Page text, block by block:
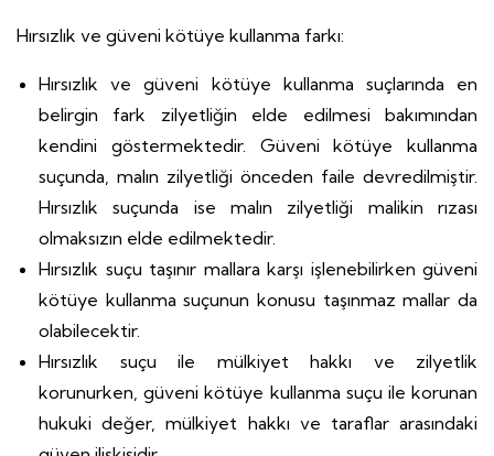
Hırsızlık ve güveni kötüye kullanma farkı:
Hırsızlık ve güveni kötüye kullanma suçlarında en
belirgin fark zilyetliğin elde edilmesi bakımından
kendini göstermektedir. Güveni kötüye kullanma
suçunda, malın zilyetliği önceden faile devredilmiştir.
Hırsızlık suçunda ise malın zilyetliği malikin rızası
olmaksızın elde edilmektedir.
Hırsızlık suçu taşınır mallara karşı işlenebilirken güveni
kötüye kullanma suçunun konusu taşınmaz mallar da
olabilecektir.
Hırsızlık suçu ile mülkiyet hakkı ve zilyetlik
korunurken, güveni kötüye kullanma suçu ile korunan
hukuki değer, mülkiyet hakkı ve taraflar arasındaki